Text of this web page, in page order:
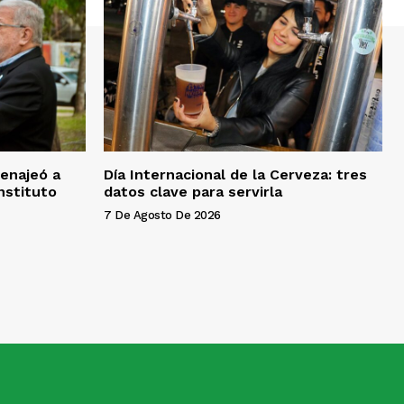
a
Día Internacional de la Cerveza: tres
datos clave para servirla
7 De Agosto De 2026